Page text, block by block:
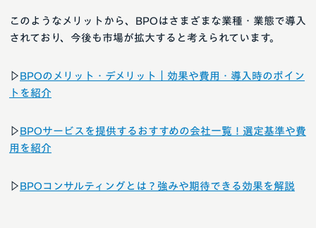
このようなメリットから、BPOはさまざまな業種・業態で導入
されており、今後も市場が拡大すると考えられています。
▷ BPOのメリット・デメリット｜効果や費用・導入時のポイン
トを紹介
▷ BPOサービスを提供するおすすめの会社一覧！選定基準や費
用を紹介
▷ BPOコンサルティングとは？強みや期待できる効果を解説